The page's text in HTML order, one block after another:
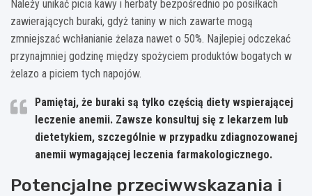
Należy unikać picia kawy i herbaty bezpośrednio po posiłkach
zawierających buraki, gdyż taniny w nich zawarte mogą
zmniejszać wchłanianie żelaza nawet o 50%. Najlepiej odczekać
przynajmniej godzinę między spożyciem produktów bogatych w
żelazo a piciem tych napojów.
Pamiętaj, że buraki są tylko częścią diety wspierającej
leczenie anemii. Zawsze konsultuj się z lekarzem lub
dietetykiem, szczególnie w przypadku zdiagnozowanej
anemii wymagającej leczenia farmakologicznego.
Potencjalne przeciwwskazania i